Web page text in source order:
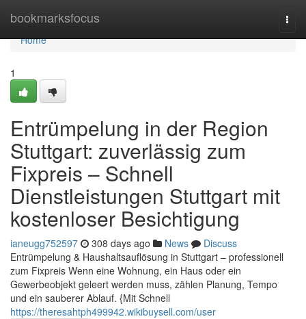
bookmarksfocus
Home
Home
1
Entrümpelung in der Region
Stuttgart: zuverlässig zum
Fixpreis – Schnell
Dienstleistungen Stuttgart mit
kostenloser Besichtigung
ianeugg752597 308 days ago News
Discuss
Entrümpelung & Haushaltsauflösung in Stuttgart – professionell
zum Fixpreis Wenn eine Wohnung, ein Haus oder ein
Gewerbeobjekt geleert werden muss, zählen Planung, Tempo
und ein sauberer Ablauf. {Mit Schnell
https://theresahtph499942.wikibuysell.com/user